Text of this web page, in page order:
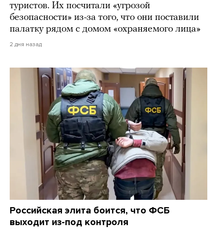
туристов. Их посчитали «угрозой
безопасности» из-за того, что они поставили
палатку рядом с домом «охраняемого лица»
2 дня назад
Российская элита боится, что ФСБ
выходит из-под контроля